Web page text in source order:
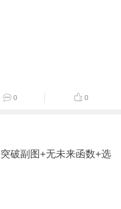
0 0
破副图+无未来函数+选